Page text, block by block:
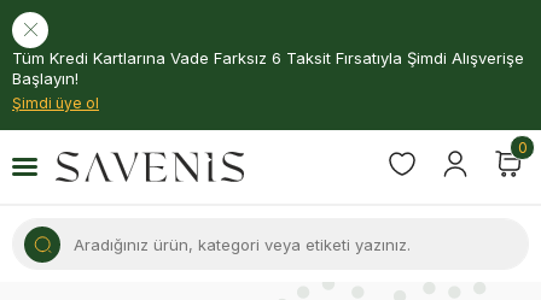
Tüm Kredi Kartlarına Vade Farksız 6 Taksit Fırsatıyla Şimdi Alışverişe
Başlayın!
Şimdi üye ol
0